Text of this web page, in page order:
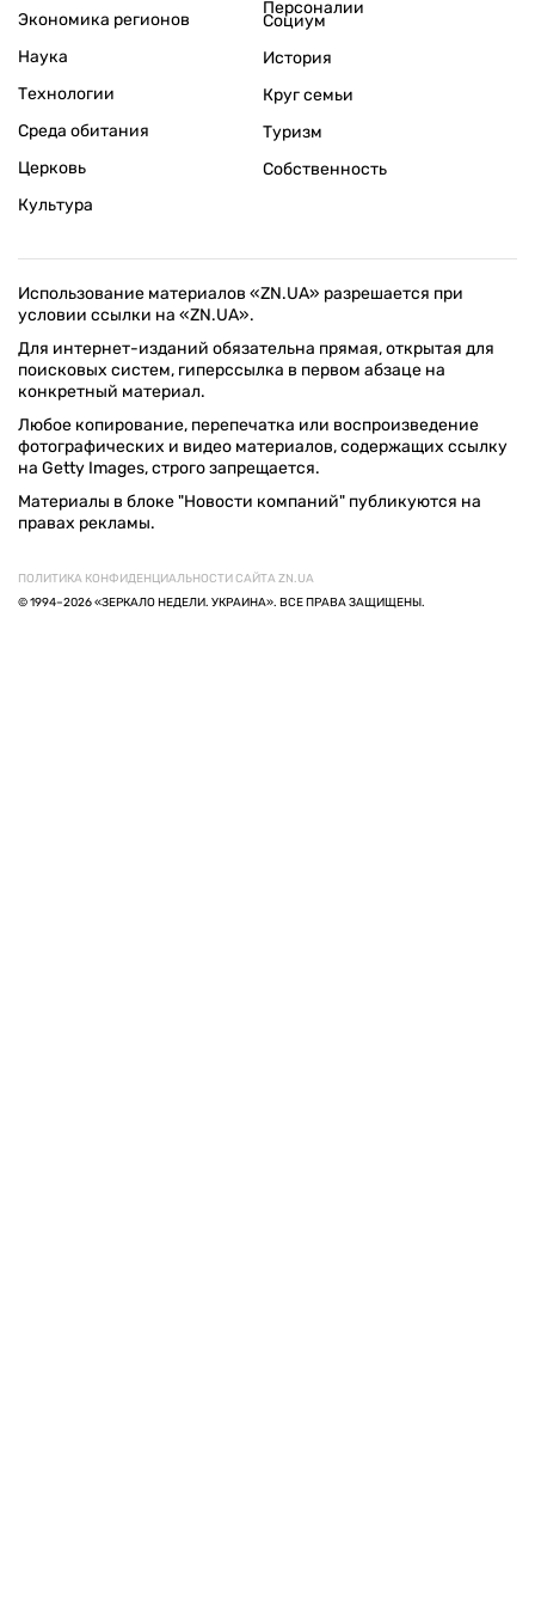
Экономика регионов
Персоналии
Наука
Технологии
Среда обитания
Церковь
Культура
Социум
История
Круг семьи
Туризм
Собственность
Использование материалов «ZN.UA» разрешается при
условии ссылки на «ZN.UA».
Для интернет-изданий обязательна прямая, открытая для
поисковых систем, гиперссылка в первом абзаце на
конкретный материал.
Любое копирование, перепечатка или воспроизведение
фотографических и видео материалов, содержащих ссылку
на Getty Images, строго запрещается.
Материалы в блоке "Новости компаний" публикуются на
правах рекламы.
ПОЛИТИКА КОНФИДЕНЦИАЛЬНОСТИ САЙТА ZN.UA
© 1994–2026 «ЗЕРКАЛО НЕДЕЛИ. УКРАИНА». ВСЕ ПРАВА ЗАЩИЩЕНЫ.